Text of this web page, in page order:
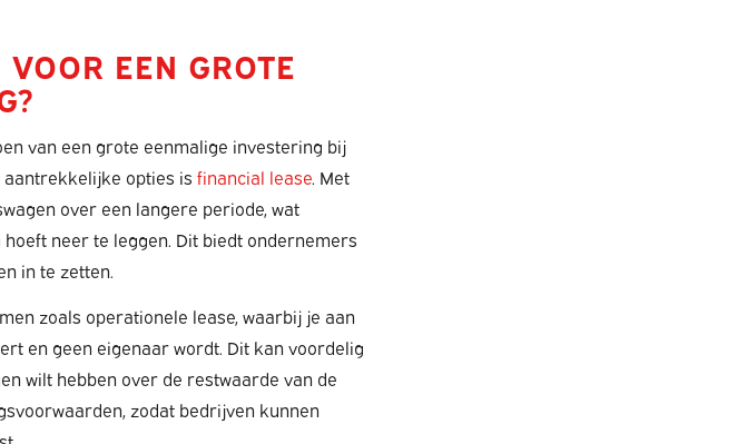
EEN GROTE
van een grote eenmalige investering bij
aantrekkelijke opties is financial lease. Met
over een langere periode, wat
neer te leggen. Dit biedt ondernemers
in te zetten.
zoals operationele lease, waarbij je aan
en geen eigenaar wordt. Dit kan voordelig
wilt hebben over de restwaarde van de
zodat bedrijven kunnen